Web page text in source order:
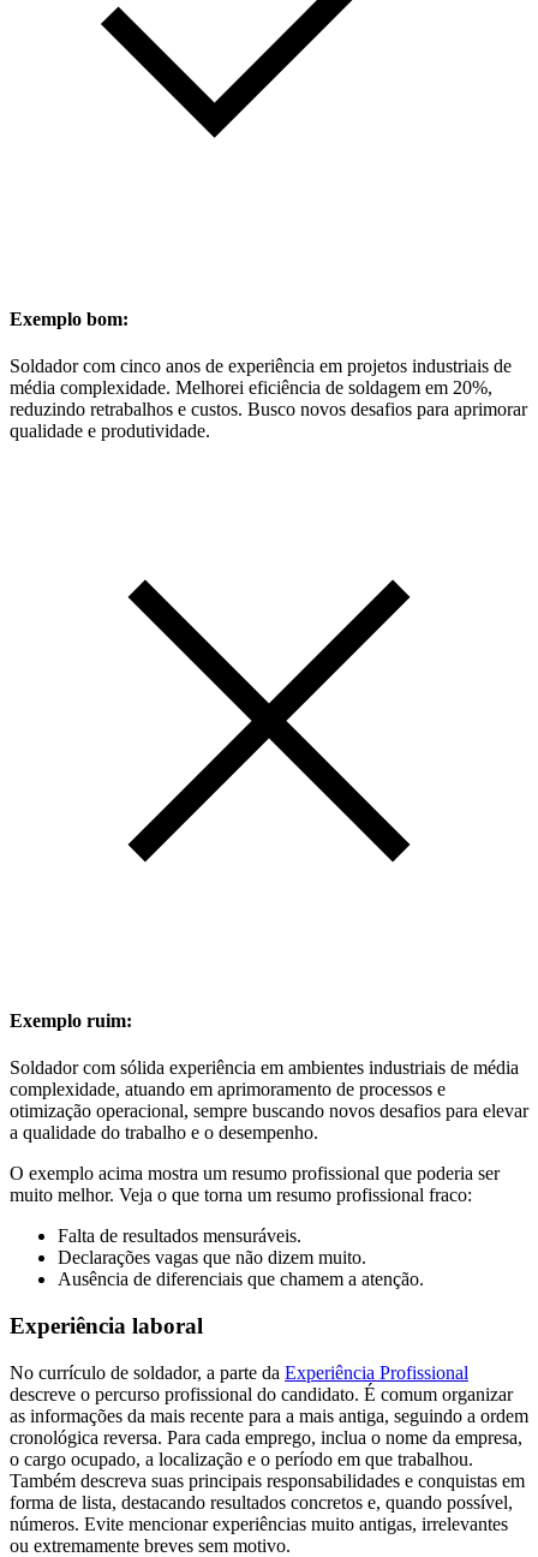
Exemplo bom:
Soldador com cinco anos de experiência em projetos industriais de
média complexidade. Melhorei eficiência de soldagem em 20%,
reduzindo retrabalhos e custos. Busco novos desafios para aprimorar
qualidade e produtividade.
Exemplo ruim:
Soldador com sólida experiência em ambientes industriais de média
complexidade, atuando em aprimoramento de processos e
otimização operacional, sempre buscando novos desafios para elevar
a qualidade do trabalho e o desempenho.
O exemplo acima mostra um resumo profissional que poderia ser
muito melhor. Veja o que torna um resumo profissional fraco:
Falta de resultados mensuráveis.
Declarações vagas que não dizem muito.
Ausência de diferenciais que chamem a atenção.
Experiência laboral
No currículo de soldador, a parte da Experiência Profissional
descreve o percurso profissional do candidato. É comum organizar
as informações da mais recente para a mais antiga, seguindo a ordem
cronológica reversa. Para cada emprego, inclua o nome da empresa,
o cargo ocupado, a localização e o período em que trabalhou.
Também descreva suas principais responsabilidades e conquistas em
forma de lista, destacando resultados concretos e, quando possível,
números. Evite mencionar experiências muito antigas, irrelevantes
ou extremamente breves sem motivo.